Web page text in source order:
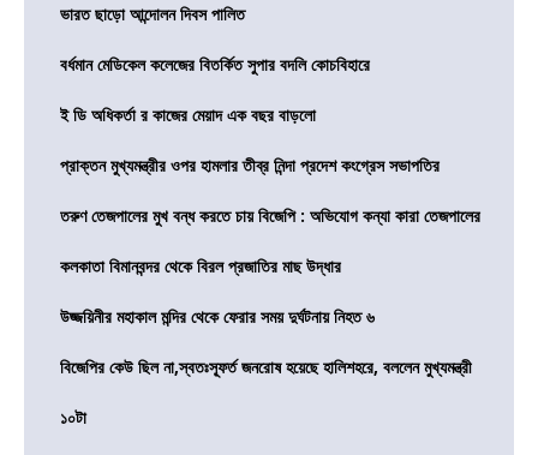
ভারত ছাড়ো আন্দোলন দিবস পালিত
বর্ধমান মেডিকেল কলেজের বিতর্কিত সুপার বদলি কোচবিহারে
ই ডি অধিকর্তা র কাজের মেয়াদ এক বছর বাড়লো
প্রাক্তন মুখ্যমন্ত্রীর ওপর হামলার তীব্র নিন্দা প্রদেশ কংগ্রেস সভাপতির
তরুণ তেজপালের মুখ বন্ধ করতে চায় বিজেপি : অভিযোগ কন্যা কারা তেজপালের
কলকাতা বিমানবন্দর থেকে বিরল প্রজাতির মাছ উদ্ধার
উজ্জয়িনীর মহাকাল মন্দির থেকে ফেরার সময় দুর্ঘটনায় নিহত ৬
বিজেপির কেউ ছিল না,স্বতঃস্ফূর্ত জনরোষ হয়েছে হালিশহরে, বললেন মুখ্যমন্ত্রী
১০টা